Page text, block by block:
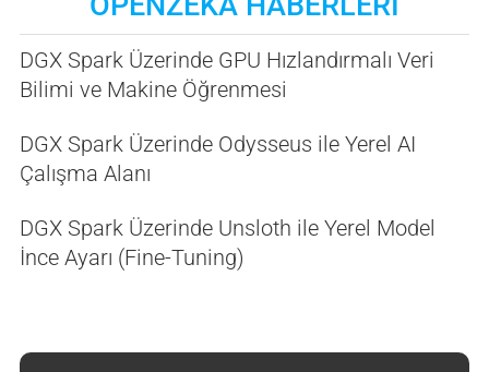
DGX Spark Üzerinde GPU Hızlandırmalı Veri
Bilimi ve Makine Öğrenmesi
DGX Spark Üzerinde Odysseus ile Yerel AI
Çalışma Alanı
DGX Spark Üzerinde Unsloth ile Yerel Model
İnce Ayarı (Fine-Tuning)